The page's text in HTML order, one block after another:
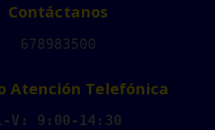
Contáctanos
678983500
Atención Telefónica
V: 9:00-14:30